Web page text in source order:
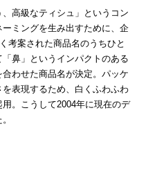
高級なティシュ」というコン
ミングを生み出すために、企
考案された商品名のうちひと
鼻」というインパクトのある
わせた商品名が決定。パッケ
表現するため、白くふわふわ
。こうして2004年に現在のデ